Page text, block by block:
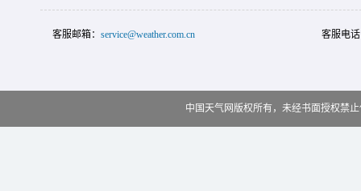
客服邮箱： service@weather.com.cn 客服电
中国天气网版权所有，未经书面授权